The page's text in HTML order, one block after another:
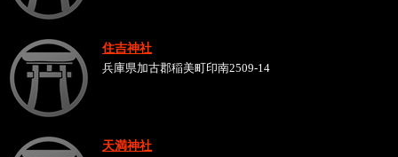
住吉神社
兵庫県加古郡稲美町印南2509-14
天満神社